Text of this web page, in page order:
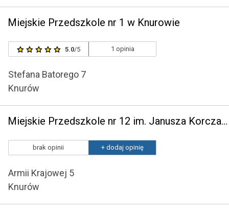
Miejskie Przedszkole nr 1 w Knurowie
5.0/5 1 opinia
Stefana Batorego 7
Knurów
Miejskie Przedszkole nr 12 im. Janusza Korczaka w Knurowie
brak opinii + dodaj opinię
Armii Krajowej 5
Knurów